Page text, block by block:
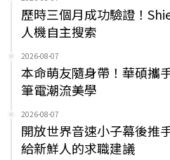
歷時三個月成功驗證！
人機自主搜索
2026-08-07
本命萌友隨身帶！華碩攜
筆電潮流美學
2026-08-07
開放世界音速小子幕後推
給新鮮人的求職建議